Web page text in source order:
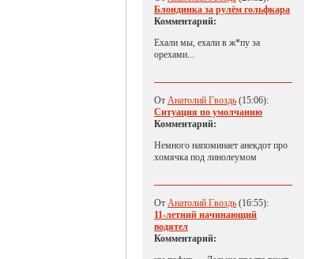
Блондинка за рулём гольфкара
Комментарий:
Ехали мы, ехали в ж*пу за
орехами...
От Анатолий Гвоздь (15:06):
Ситуация по умолчанию
Комментарий:
Немного напоминает анекдот про
хомячка под линолеумом
От Анатолий Гвоздь (16:55):
11-летний начинающий
водятел
Комментарий: